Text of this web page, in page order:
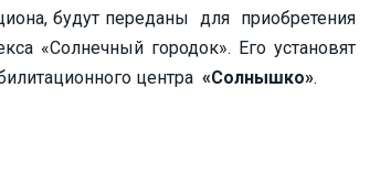
будут переданы для приобретения
«Солнечный городок». Его установят
центра «Солнышко».